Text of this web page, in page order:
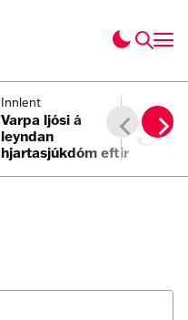
Innlent
Varpa ljósi á
leyndan
hjartasjúkdóm eftir 3